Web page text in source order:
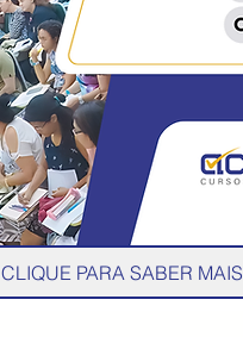
CLIQUE PARA SABER MAIS